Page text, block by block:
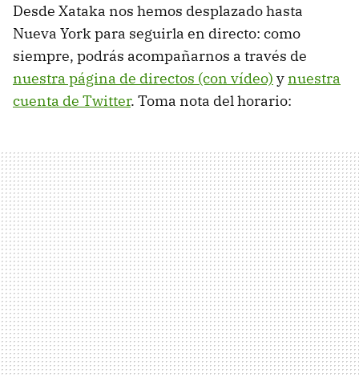
Desde Xataka nos hemos desplazado hasta
Nueva York para seguirla en directo: como
siempre, podrás acompañarnos a través de
nuestra página de directos (con vídeo) ynuestra
cuenta de Twitter. Toma nota del horario: